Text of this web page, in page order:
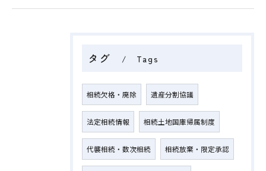
タグ Tags
相続欠格・廃除 遺産分割協議
法定相続情報 相続土地国庫帰属制度
代襲相続・数次相続 相続放棄・限定承認